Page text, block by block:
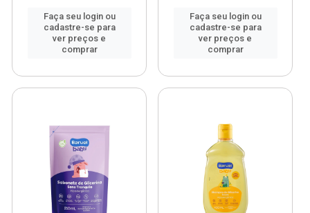
Faça seu login ou
cadastre-se para
ver preços e
comprar
Faça seu login ou
cadastre-se para
ver preços e
comprar